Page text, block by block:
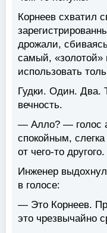
Корнеев схватил
дрожали,
самый, «золотой»
использовать
Гудки. Один. Два.
вечность.
— Алло? — голос
спокойным,
от чего-то другого.
Инженер
в голосе:
— Это Корнеев.
это чрезвычайно